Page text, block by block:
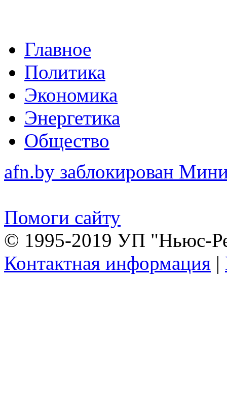
Главное
Политика
Экономика
Энергетика
Общество
afn.by заблокирован
Помоги сайту
© 1995-2019 УП "Ньюс-
Контактная информация |